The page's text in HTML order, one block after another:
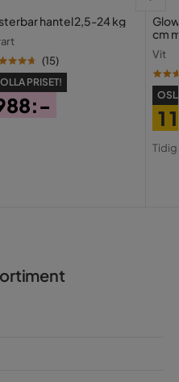
hantel 2,5-24 kg
(15)
PRISET!
cm
Vit
1